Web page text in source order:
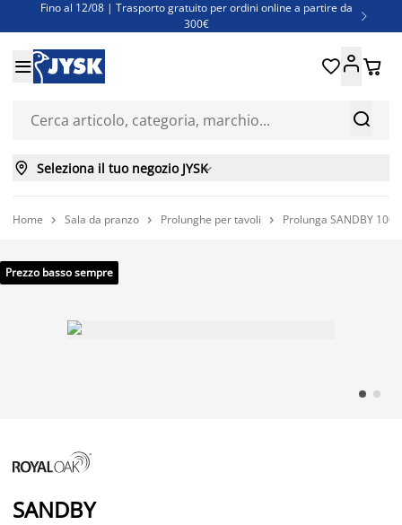
Fino al 12/08 | Trasporto gratuito per ordini online a partire da
300€

Super offerte d'estate | Oltre 1.500 articoli fino al 70%
Finanziamenti - Scegli il piano di rimborso più adatto a te


 
 Seleziona il tuo negozio JYSK
Home  Sala da pranzo  Prolunghe per tavoli  Prolunga SANDBY
Prezzo basso sempre
SANDBY